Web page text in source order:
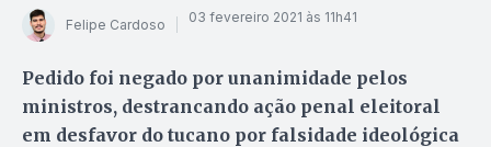
Felipe Cardoso 03 fevereiro 2021 às 11h41
Pedido foi negado por unanimidade pelos
ministros, destrancando ação penal eleitoral
em desfavor do tucano por falsidade ideológica